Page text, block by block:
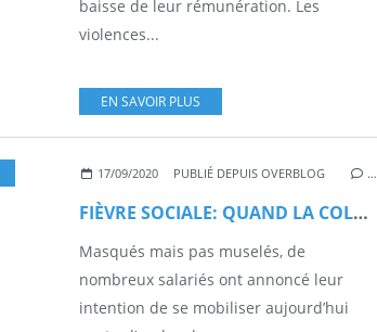
baisse de leur rémunération. Les
violences...
EN SAVOIR PLUS
17/09/2020 PUBLIÉ DEPUIS OVERBLOG …
FIÈVRE SOCIALE: QUAND LA COLÈRE DEVIENT VIRALE
Masqués mais pas muselés, de
nombreux salariés ont annoncé leur
intention de se mobiliser aujourd’hui